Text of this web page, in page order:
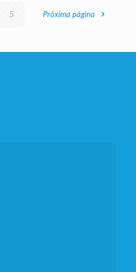
5 Próxima página